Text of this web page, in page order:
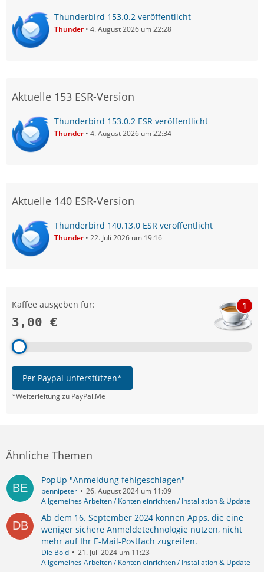
Thunderbird 153.0.2 veröffentlicht
Thunder 4. August 2026 um 22:28
Aktuelle 153 ESR-Version
Thunderbird 153.0.2 ESR veröffentlicht
Thunder 4. August 2026 um 22:34
Aktuelle 140 ESR-Version
Thunderbird 140.13.0 ESR veröffentlicht
Thunder 22. Juli 2026 um 19:16
Kaffee ausgeben für:
3,00 €
1
Per Paypal unterstützen*
*Weiterleitung zu PayPal.Me
Ähnliche Themen
PopUp "Anmeldung fehlgeschlagen"
bennipeter
26. August 2024 um 11:09
Allgemeines Arbeiten / Konten einrichten / Installation & Update
Ab dem 16. September 2024 können Apps, die eine
weniger sichere Anmeldetechnologie nutzen, nicht
mehr auf Ihr E-Mail-Postfach zugreifen.
Die Bold
21. Juli 2024 um 11:23
Allgemeines Arbeiten / Konten einrichten / Installation & Update